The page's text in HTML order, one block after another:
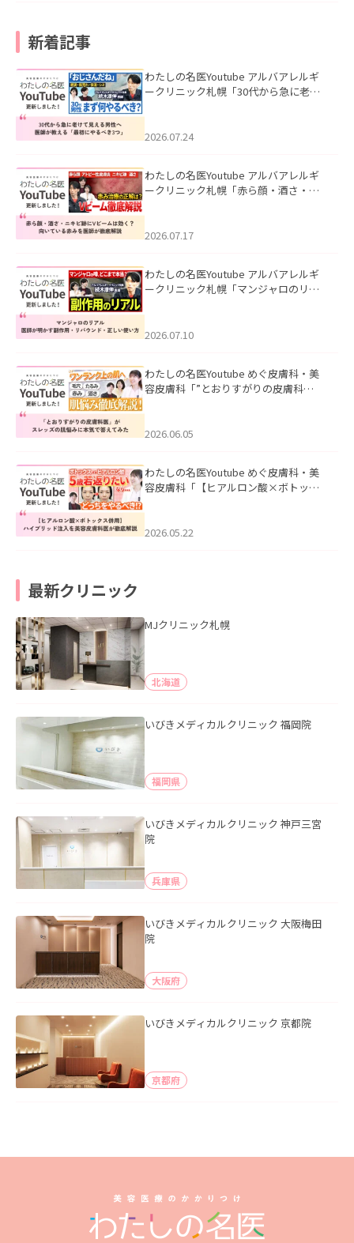
新着記事
わたしの名医Youtube アルバアレルギ
ークリニック札幌「30代から急に老け
た。
2026.07.24
わたしの名医Youtube アルバアレルギ
ークリニック札幌「赤ら顔・酒さ・ニ
した。
2026.07.17
わたしの名医Youtube アルバアレルギ
ークリニック札幌「マンジャロのリア
た。
2026.07.10
わたしの名医Youtube めぐ皮膚科・美
容皮膚科「”とおりすがりの皮膚科
2026.06.05
わたしの名医Youtube めぐ皮膚科・美
容皮膚科「【ヒアルロン酸×ボトック
た。
2026.05.22
最新クリニック
MJクリニック札幌
北海道
いびきメディカルクリニック 福岡院
福岡県
いびきメディカルクリニック 神戸三宮
院
兵庫県
いびきメディカルクリニック 大阪梅田
院
大阪府
いびきメディカルクリニック 京都院
京都府